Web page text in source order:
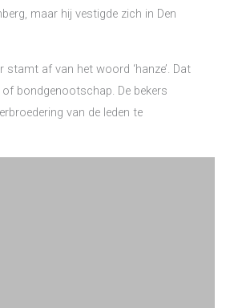
maar hij vestigde zich in Den
stamt af van het woord ‘hanze’. Dat
of bondgenootschap. De bekers
van de leden te